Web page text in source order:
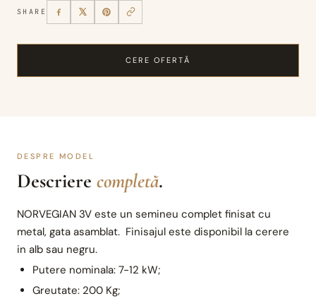
SHARE
CERE OFERTĂ
DESPRE MODEL
Descriere completă.
NORVEGIAN 3V este un semineu complet finisat cu
metal, gata asamblat. Finisajul este disponibil la cerere
in alb sau negru.
Putere nominala: 7-12 kW;
Greutate: 200 Kg;